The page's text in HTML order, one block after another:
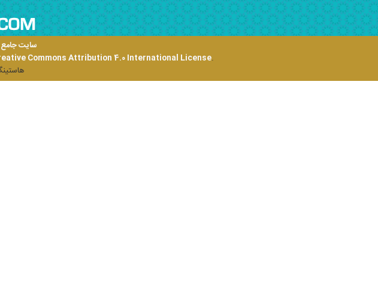
سایت جامع
Commons Attribution 4.0 International License.